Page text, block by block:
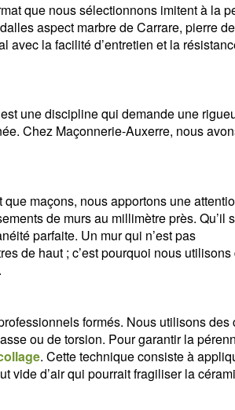
que nous sélectionnons imitent à la
aspect marbre de Carrare, pierre
avec la facilité d’entretien et la
une discipline qui demande une
Chez Maçonnerie-Auxerre, nous
maçons, nous apportons une
de murs au millimètre près. Qu’il
parfaite. Un mur qui n’est pas
de haut ; c’est pourquoi nous utilisons
formés. Nous utilisons des
ou de torsion. Pour garantir la
. Cette technique consiste à
vide d’air qui pourrait fragiliser la